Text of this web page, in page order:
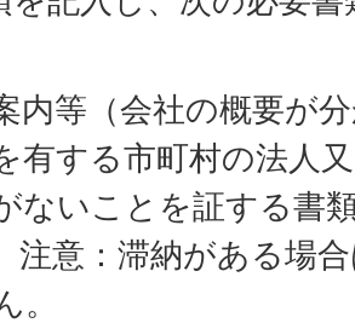
内等（会社の概要が
有する市町村の法人
ないことを証する書
意：滞納がある場
。